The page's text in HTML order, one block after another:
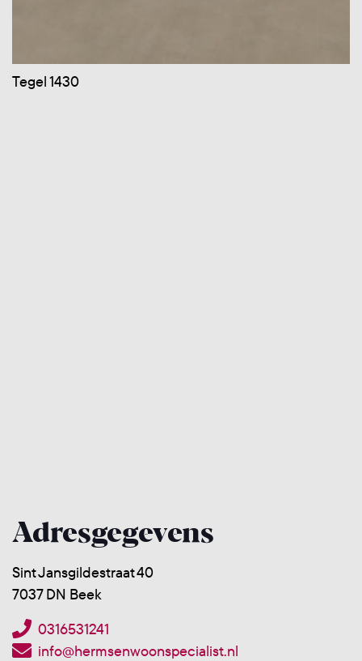
Tegel 1430
Adresgegevens
Sint Jansgildestraat 40
7037 DN Beek
0316531241
info@hermsenwoonspecialist.nl